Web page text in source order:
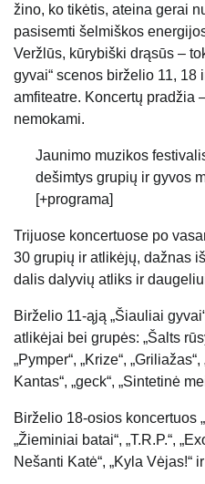
žino, ko tikėtis, ateina gerai
pasisemti šelmiškos
Veržlūs, kūrybiški drąsūs –
gyvai“ scenos birželio 11, 18
amfiteatre. Koncertų pradžia
nemokami.
Jaunimo muzikos
dešimtys grupių ir gyvos
[+programa]
Trijuose koncertuose po
30 grupių ir atlikėjų, dažnas
dalis dalyvių atliks ir
Birželio 11-ąją „Šiauliai
atlikėjai bei grupės: „Šalts
„Pymper“, „Krize“,
Kantas“, „geck“, „Sintetinė
Birželio 18-osios koncertuos
„Žieminiai batai“, „T.R.P.“,
Nešanti Katė“, „Kyla Vėjas!“ ir